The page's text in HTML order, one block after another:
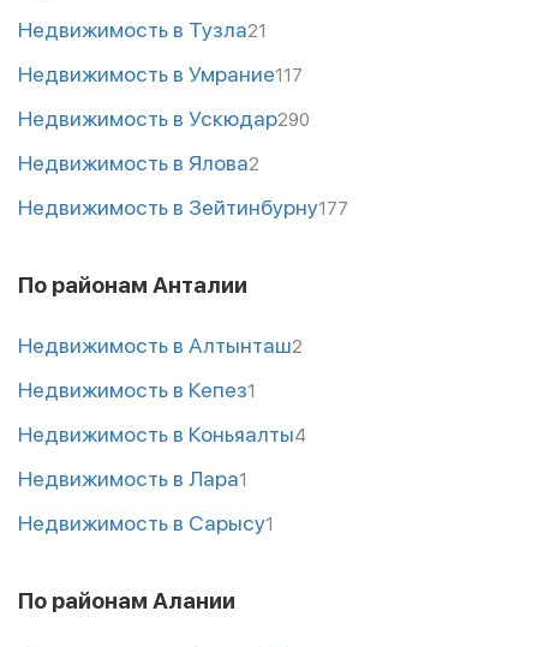
Недвижимость в Тузла21
Недвижимость в Умрание117
Недвижимость в Ускюдар290
Недвижимость в Ялова2
Недвижимость в Зейтинбурну177
По районам Анталии
Недвижимость в Алтынташ2
Недвижимость в Кепез1
Недвижимость в Коньяалты4
Недвижимость в Лара1
Недвижимость в Сарысу1
По районам Алании